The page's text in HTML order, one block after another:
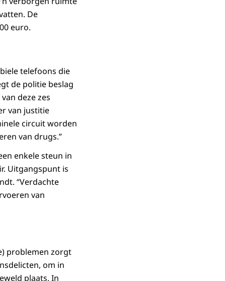
De
euro.
telefoons die
de politie beslag
deze zes
van justitie
circuit worden
van drugs.”
enkele steun in
Uitgangspunt is
“Verdachte
van
problemen zorgt
om in
plaats. In